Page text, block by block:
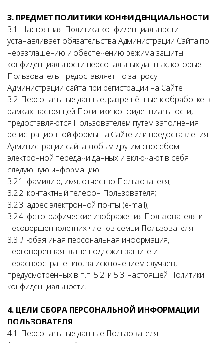
3. ПРЕДМЕТ ПОЛИТИКИ КОНФИДЕНЦИАЛЬНОСТИ
3.1. Настоящая Политика конфиденциальности
устанавливает обязательства Администрации Сайта по
неразглашению и обеспечению режима защиты
конфиденциальности персональных данных, которые
Пользователь предоставляет по запросу
Администрации сайта при регистрации на Сайте.
3.2. Персональные данные, разрешённые к обработке в
рамках настоящей Политики конфиденциальности,
предоставляются Пользователем путём заполнения
регистрационной формы на Сайте или предоставления
Администрации сайта любым другим способом
электронной передачи данных и включают в себя
следующую информацию:
3.2.1. фамилию, имя, отчество Пользователя;
3.2.2. контактный телефон Пользователя;
3.2.3. адрес электронной почты (e-mail);
3.2.4. фотографические изображения Пользователя и
несовершеннолетних членов семьи Пользователя.
3.3. Любая иная персональная информация,
неоговоренная выше подлежит защите и
нераспространению, за исключением случаев,
предусмотренных в п.п. 5.2. и 5.3. настоящей Политики
конфиденциальности.
4. ЦЕЛИ СБОРА ПЕРСОНАЛЬНОЙ ИНФОРМАЦИИ
ПОЛЬЗОВАТЕЛЯ
4.1. Персональные данные Пользователя